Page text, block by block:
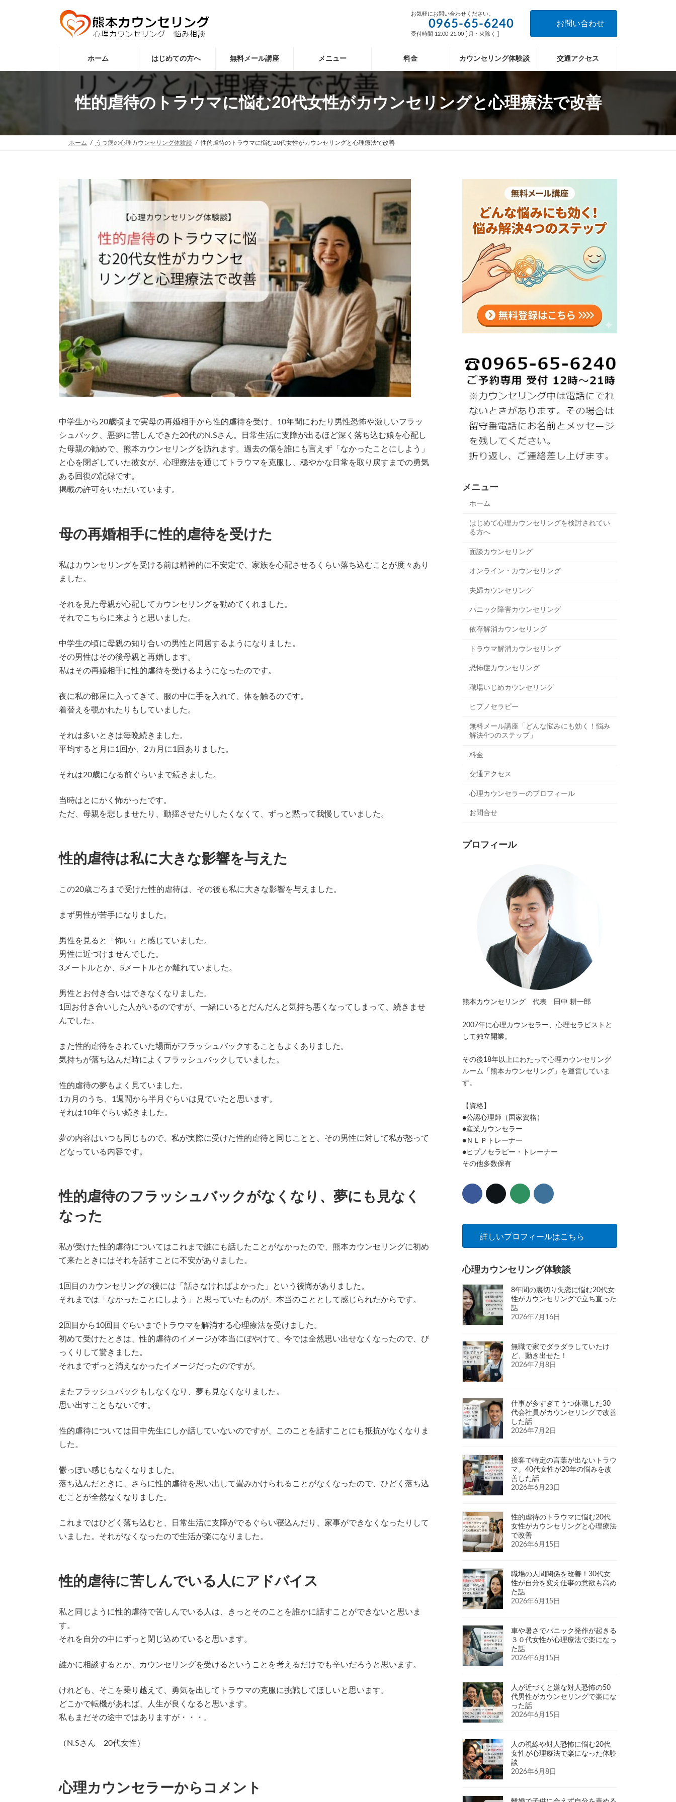
お気軽にお問い合わせください。
0965-65-6240
受付時間 12:00-21:00 [ 月・火除く ]
お問い合わせ
ホーム はじめての方へ 無料メール講座 メニュー 料金 カウンセリング体験談 交通アクセス
性的虐待のトラウマに悩む20代女性がカウンセリングと心理療法で改善
ホーム うつ病の心理カウンセリング体験談 性的虐待のトラウマに悩む20代女性がカウンセリングと心理療法で改善
中学生から20歳頃まで実母の再婚相手から性的虐待を受け、10年間にわたり男性恐怖や激しいフラッ
シュバック、悪夢に苦しんできた20代のN.Sさん。日常生活に支障が出るほど深く落ち込む娘を心配し
た母親の勧めで、熊本カウンセリングを訪れます。過去の傷を誰にも言えず「なかったことにしよう」
と心を閉ざしていた彼女が、心理療法を通じてトラウマを克服し、穏やかな日常を取り戻すまでの勇気
ある回復の記録です。
掲載の許可をいただいています。
母の再婚相手に性的虐待を受けた
私はカウンセリングを受ける前は精神的に不安定で、家族を心配させるくらい落ち込むことが度々あり
ました。
それを見た母親が心配してカウンセリングを勧めてくれました。
それでこちらに来ようと思いました。
中学生の頃に母親の知り合いの男性と同居するようになりました。
その男性はその後母親と再婚します。
私はその再婚相手に性的虐待を受けるようになったのです。
夜に私の部屋に入ってきて、服の中に手を入れて、体を触るのです。
着替えを覗かれたりもしていました。
それは多いときは毎晩続きました。
平均すると月に1回か、2カ月に1回ありました。
それは20歳になる前ぐらいまで続きました。
当時はとにかく怖かったです。
ただ、母親を悲しませたり、動揺させたりしたくなくて、ずっと黙って我慢していました。
性的虐待は私に大きな影響を与えた
この20歳ごろまで受けた性的虐待は、その後も私に大きな影響を与えました。
まず男性が苦手になりました。
男性を見ると「怖い」と感じていました。
男性に近づけませんでした。
3メートルとか、5メートルとか離れていました。
男性とお付き合いはできなくなりました。
1回お付き合いした人がいるのですが、一緒にいるとだんだんと気持ち悪くなってしまって、続きませ
んでした。
また性的虐待をされていた場面がフラッシュバックすることもよくありました。
気持ちが落ち込んだ時によくフラッシュバックしていました。
性的虐待の夢もよく見ていました。
1カ月のうち、1週間から半月ぐらいは見ていたと思います。
それは10年ぐらい続きました。
夢の内容はいつも同じもので、私が実際に受けた性的虐待と同じことと、その男性に対して私が怒って
どなっている内容です。
性的虐待のフラッシュバックがなくなり、夢にも見なく
なった
私が受けた性的虐待についてはこれまで誰にも話したことがなかったので、熊本カウンセリングに初め
て来たときにはそれを話すことに不安がありました。
1回目のカウンセリングの後には「話さなければよかった」という後悔がありました。
それまでは「なかったことにしよう」と思っていたものが、本当のこととして感じられたからです。
2回目から10回目ぐらいまでトラウマを解消する心理療法を受けました。
初めて受けたときは、性的虐待のイメージが本当にぼやけて、今では全然思い出せなくなったので、び
っくりして驚きました。
それまでずっと消えなかったイメージだったのですが。
またフラッシュバックもしなくなり、夢も見なくなりました。
思い出すこともないです。
性的虐待については田中先生にしか話していないのですが、このことを話すことにも抵抗がなくなりま
した。
鬱っぽい感じもなくなりました。
落ち込んだときに、さらに性的虐待を思い出して畳みかけられることがなくなったので、ひどく落ち込
むことが全然なくなりました。
これまではひどく落ち込むと、日常生活に支障がでるぐらい寝込んだり、家事ができなくなったりして
いました。それがなくなったので生活が楽になりました。
性的虐待に苦しんでいる人にアドバイス
私と同じように性的虐待で苦しんでいる人は、きっとそのことを誰かに話すことができないと思いま
す。
それを自分の中にずっと閉じ込めていると思います。
誰かに相談するとか、カウンセリングを受けるということを考えるだけでも辛いだろうと思います。
けれども、そこを乗り越えて、勇気を出してトラウマの克服に挑戦してほしいと思います。
どこかで転機があれば、人生が良くなると思います。
私もまだその途中ではありますが・・・。
（N.Sさん 20代女性）
心理カウンセラーからコメント
メニュー
ホーム
はじめて心理カウンセリングを検討されてい
る方へ
面談カウンセリング
オンライン・カウンセリング
夫婦カウンセリング
パニック障害カウンセリング
依存解消カウンセリング
トラウマ解消カウンセリング
恐怖症カウンセリング
職場いじめカウンセリング
ヒプノセラピー
無料メール講座「どんな悩みにも効く！悩み
解決4つのステップ」
料金
交通アクセス
心理カウンセラーのプロフィール
お問合せ
プロフィール
熊本カウンセリング 代表 田中 耕一郎
2007年に心理カウンセラー、心理セラピストと
して独立開業。
その後18年以上にわたって心理カウンセリング
ルーム「熊本カウンセリング」を運営していま
す。
【資格】
●公認心理師（国家資格）
●産業カウンセラー
●ＮＬＰトレーナー
●ヒプノセラピー・トレーナー
その他多数保有
詳しいプロフィールはこちら
心理カウンセリング体験談
8年間の裏切り失恋に悩む20代女
性がカウンセリングで立ち直った
話
2026年7月16日
無職で家でダラダラしていたけ
ど、動き出せた！
2026年7月8日
仕事が多すぎてうつ休職した30
代会社員がカウンセリングで改善
した話
2026年7月2日
接客で特定の言葉が出ないトラウ
マ。40代女性が20年の悩みを改
善した話
2026年6月23日
性的虐待のトラウマに悩む20代
女性がカウンセリングと心理療法
で改善
2026年6月15日
職場の人間関係を改善！30代女
性が自分を変え仕事の意欲も高め
た話
2026年6月15日
車や暑さでパニック発作が起きる
３０代女性が心理療法で楽になっ
た話
2026年6月15日
人が近づくと嫌な対人恐怖の50
代男性がカウンセリングで楽にな
った話
2026年6月15日
人の視線や対人恐怖に悩む20代
女性が心理療法で楽になった体験
談
2026年6月8日